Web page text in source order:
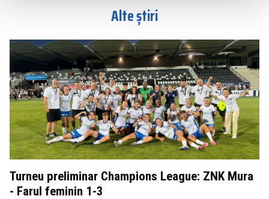
Alte știri
Turneu preliminar Champions League: ZNK Mura
- Farul feminin 1-3